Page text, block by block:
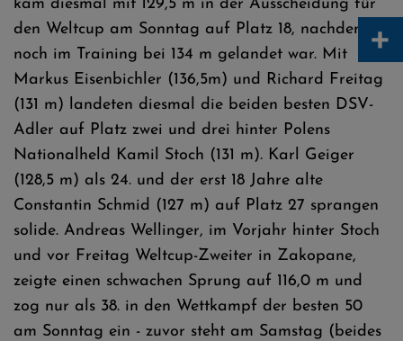
kam diesmal mit 129,5 m in der Ausscheidung für
den Weltcup am Sonntag auf Platz 18, nachdem er
noch im Training bei 134 m gelandet war. Mit
Markus Eisenbichler (136,5m) und Richard Freitag
(131 m) landeten diesmal die beiden besten DSV-
Adler auf Platz zwei und drei hinter Polens
Nationalheld Kamil Stoch (131 m). Karl Geiger
(128,5 m) als 24. und der erst 18 Jahre alte
Constantin Schmid (127 m) auf Platz 27 sprangen
solide. Andreas Wellinger, im Vorjahr hinter Stoch
und vor Freitag Weltcup-Zweiter in Zakopane,
zeigte einen schwachen Sprung auf 116,0 m und
zog nur als 38. in den Wettkampf der besten 50
am Sonntag ein - zuvor steht am Samstag (beides
+